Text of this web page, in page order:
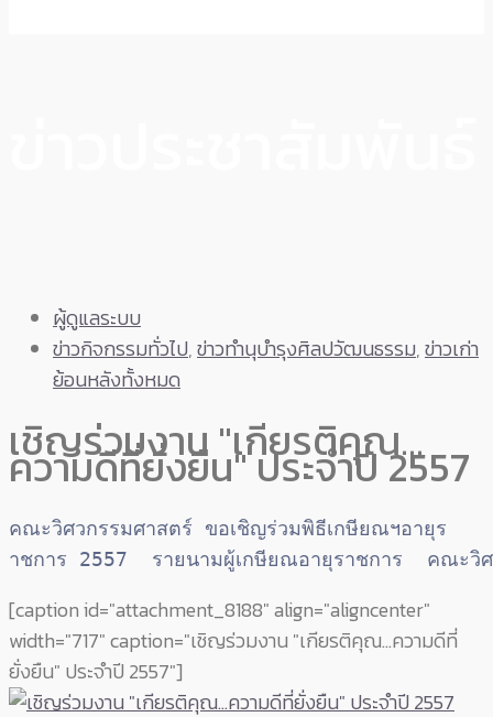
ผู้ดูแลระบบ
ข่าวกิจกรรมทั่วไป,ข่าวทำนุบำรุงศิลปวัฒนธรรม,ข่าวเก่า
ย้อนหลังทั้งหมด
เชิญร่วมงาน "เกียรติคุณ…
ความดีที่ยั่งยืน" ประจำปี 2557
คณะวิศวกรรมศาสตร์ ขอเชิญร่วมพิธีเกษียณฯอายุร
าชการ 2557
รายนามผู้เกษียณอายุราชการ คณะวิ
[caption id="attachment_8188" align="aligncenter"
width="717" caption="เชิญร่วมงาน "เกียรติคุณ...ความดีที่
ยั่งยืน" ประจำปี 2557"]